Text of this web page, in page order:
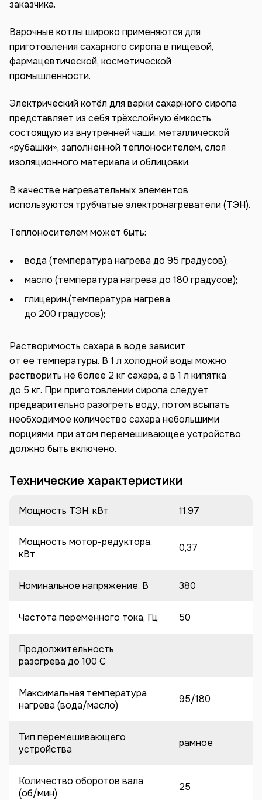
заказчика.
Варочные котлы широко применяются для
приготовления сахарного сиропа в пищевой,
фармацевтической, косметической
промышленности.
Электрический котёл для варки сахарного сиропа
представляет из себя трёхслойную ёмкость
состоящую из внутренней чаши, металлической
«рубашки», заполненной теплоносителем, слоя
изоляционного материала и облицовки.
В качестве нагревательных элементов
используются трубчатые электронагреватели (ТЭН).
Теплоносителем может быть:
вода (температура нагрева до 95 градусов);
масло (температура нагрева до 180 градусов);
глицерин.(температура нагрева
до 200 градусов);
Растворимость сахара в воде зависит
от ее температуры. В 1 л холодной воды можно
растворить не более 2 кг сахара, а в 1 л кипятка
до 5 кг. При приготовлении сиропа следует
предварительно разогреть воду, потом всыпать
необходимое количество сахара небольшими
порциями, при этом перемешивающее устройство
должно быть включено.
Технические характеристики
Мощность ТЭН, кВт 11,97
Мощность мотор-редуктора,
кВт
0,37
Номинальное напряжение, В 380
Частота переменного тока, Гц 50
Продолжительность
разогрева до 100 C
Максимальная температура
нагрева (вода/масло)
95/180
Тип перемешивающего
устройства
рамное
Количество оборотов вала
(об/мин)
25